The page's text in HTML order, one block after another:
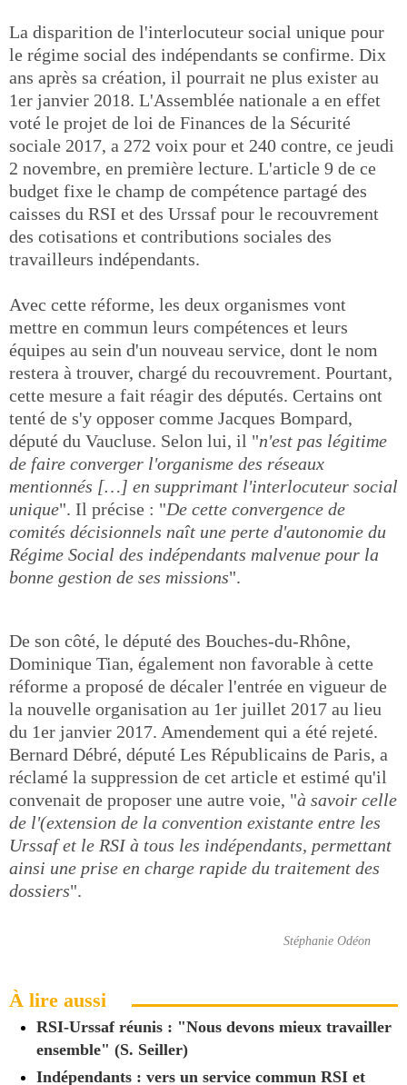
La disparition de l'interlocuteur social unique pour
le régime social des indépendants se confirme. Dix
ans après sa création, il pourrait ne plus exister au
1er janvier 2018. L'Assemblée nationale a en effet
voté le projet de loi de Finances de la Sécurité
sociale 2017, a 272 voix pour et 240 contre, ce jeudi
2 novembre, en première lecture. L'article 9 de ce
budget fixe le champ de compétence partagé des
caisses du RSI et des Urssaf pour le recouvrement
des cotisations et contributions sociales des
travailleurs indépendants.
Avec cette réforme, les deux organismes vont
mettre en commun leurs compétences et leurs
équipes au sein d'un nouveau service, dont le nom
restera à trouver, chargé du recouvrement. Pourtant,
cette mesure a fait réagir des députés. Certains ont
tenté de s'y opposer comme Jacques Bompard,
député du Vaucluse. Selon lui, il "n'est pas légitime
de faire converger l'organisme des réseaux
mentionnés […] en supprimant l'interlocuteur social
unique". Il précise : "De cette convergence de
comités décisionnels naît une perte d'autonomie du
Régime Social des indépendants malvenue pour la
bonne gestion de ses missions".
De son côté, le député des Bouches-du-Rhône,
Dominique Tian, également non favorable à cette
réforme a proposé de décaler l'entrée en vigueur de
la nouvelle organisation au 1er juillet 2017 au lieu
du 1er janvier 2017. Amendement qui a été rejeté.
Bernard Débré, député Les Républicains de Paris, a
réclamé la suppression de cet article et estimé qu'il
convenait de proposer une autre voie, "à savoir celle
de l'(extension de la convention existante entre les
Urssaf et le RSI à tous les indépendants, permettant
ainsi une prise en charge rapide du traitement des
dossiers".
Stéphanie Odéon
À lire aussi
RSI-Urssaf réunis : "Nous devons mieux travailler
ensemble" (S. Seiller)
Indépendants : vers un service commun RSI et